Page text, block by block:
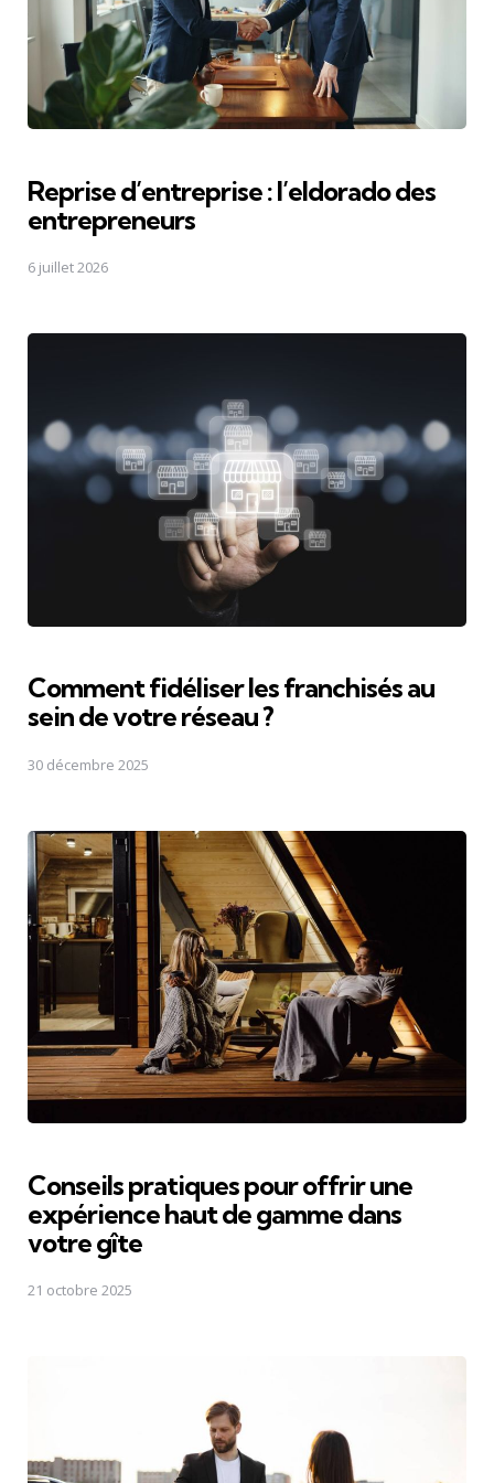
Reprise d’entreprise : l’eldorado des
entrepreneurs
6 juillet 2026
Comment fidéliser les franchisés au
sein de votre réseau ?
30 décembre 2025
Conseils pratiques pour offrir une
expérience haut de gamme dans
votre gîte
21 octobre 2025